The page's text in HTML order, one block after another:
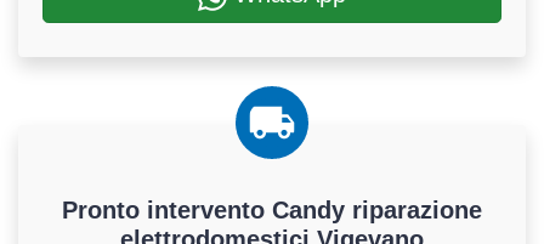
Pronto intervento Candy riparazione